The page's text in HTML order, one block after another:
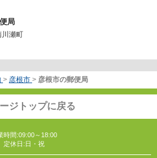
局
川瀬町
> 彦根市 > 彦根市の郵便局
ジトップに戻る
時間:09:00～18:00
定休日:日・祝